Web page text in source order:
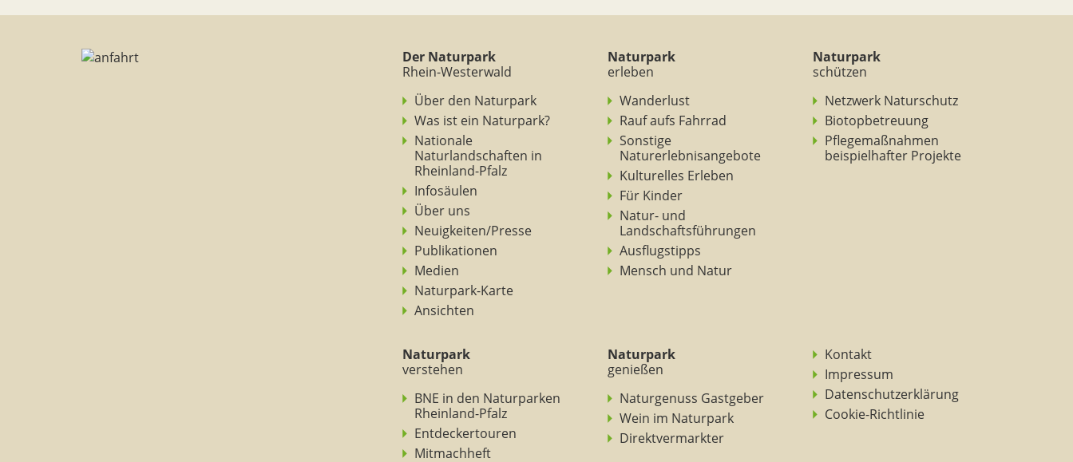
Der Naturpark
Rhein-Westerwald
Über den Naturpark
Was ist ein Naturpark?
Nationale
Naturlandschaften in
Rheinland-Pfalz
Infosäulen
Über uns
Neuigkeiten/Presse
Publikationen
Medien
Naturpark-Karte
Ansichten
Naturpark
erleben
Wanderlust
Rauf aufs Fahrrad
Sonstige
Naturerlebnisangebote
Kulturelles Erleben
Für Kinder
Natur- und
Landschaftsführungen
Ausflugstipps
Mensch und Natur
Naturpark
schützen
Netzwerk Naturschutz
Biotopbetreuung
Pflegemaßnahmen
beispielhafter Projekte
Naturpark
verstehen
BNE in den Naturparken
Rheinland-Pfalz
Entdeckertouren
Mitmachheft
Naturpark
genießen
Naturgenuss Gastgeber
Wein im Naturpark
Direktvermarkter
Kontakt
Impressum
Datenschutzerklärung
Cookie-Richtlinie